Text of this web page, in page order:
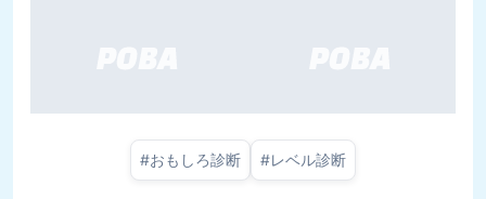
#おもしろ診断 #レベル診断